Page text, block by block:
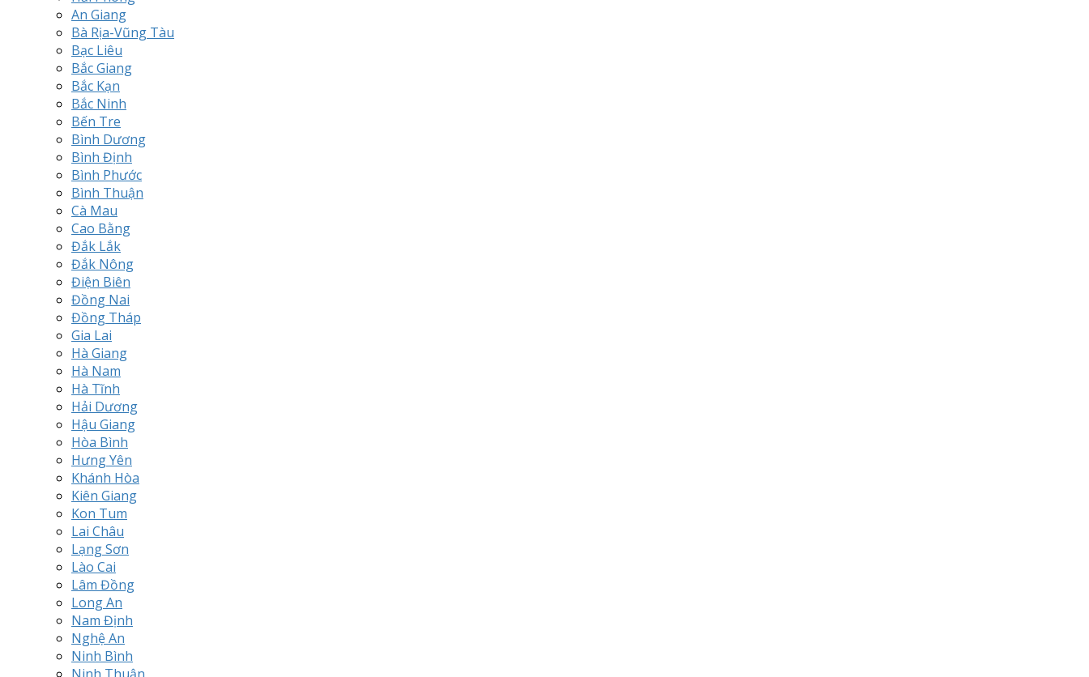
An Giang
Bà Rịa-Vũng Tàu
Bạc Liêu
Bắc Giang
Bắc Kạn
Bắc Ninh
Bến Tre
Bình Dương
Bình Định
Bình Phước
Bình Thuận
Cà Mau
Cao Bằng
Đắk Lắk
Đắk Nông
Điện Biên
Đồng Nai
Đồng Tháp
Gia Lai
Hà Giang
Hà Nam
Hà Tĩnh
Hải Dương
Hậu Giang
Hòa Bình
Hưng Yên
Khánh Hòa
Kiên Giang
Kon Tum
Lai Châu
Lạng Sơn
Lào Cai
Lâm Đồng
Long An
Nam Định
Nghệ An
Ninh Bình